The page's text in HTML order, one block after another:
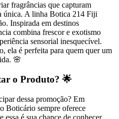
fragrâncias que capturam
única. A linha Botica 214 Fiji
Inspirada em destinos
combina frescor e exotismo
sensorial inesquecível.
ela é perfeita para quem quer um
🌸
o Produto? 🌟
dessa promoção? Em
Boticário sempre oferece
é sua chance de conhecer